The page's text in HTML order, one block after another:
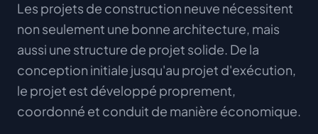
Les projets de construction neuve nécessitent
non seulement une bonne architecture, mais
aussi une structure de projet solide. De la
conception initiale jusqu'au projet d'exécution,
le projet est développé proprement,
coordonné et conduit de manière économique.